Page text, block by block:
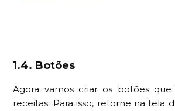
1.4. Botões
Agora vamos criar os botões que
receitas. Para isso, retorne na tela